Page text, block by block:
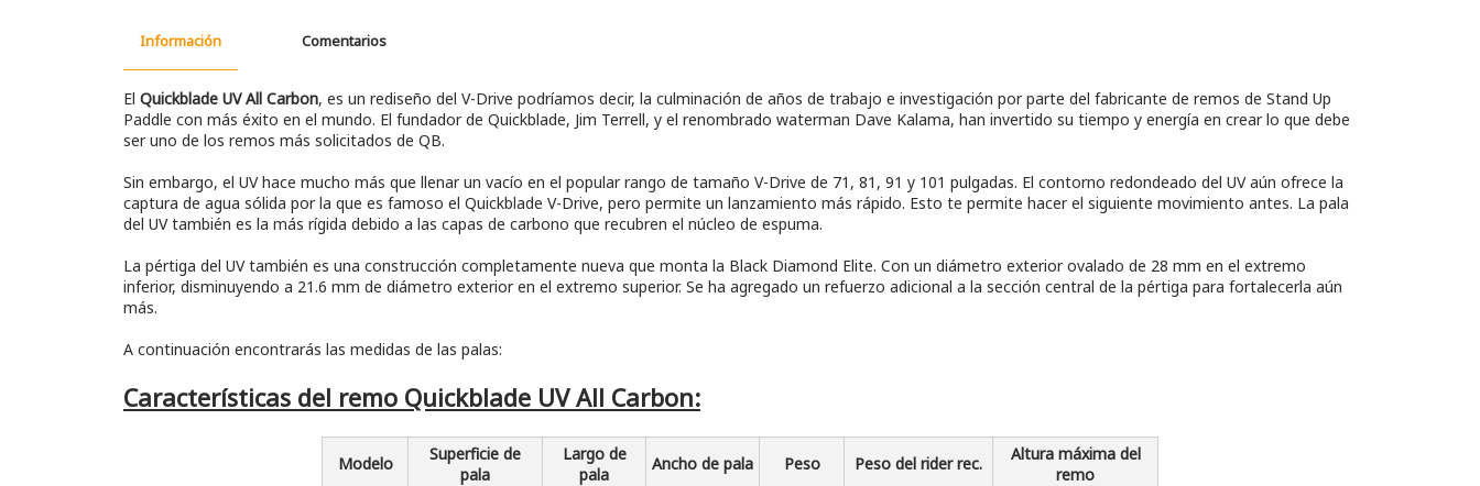
Información Comentarios
El Quickblade UV All Carbon, es un rediseño del V-Drive podríamos decir, la culminación de años de trabajo e investigación por parte del fabricante de remos de Stand Up
Paddle con más éxito en el mundo. El fundador de Quickblade, Jim Terrell, y el renombrado waterman Dave Kalama, han invertido su tiempo y energía en crear lo que debe
ser uno de los remos más solicitados de QB.
Sin embargo, el UV hace mucho más que llenar un vacío en el popular rango de tamaño V-Drive de 71, 81, 91 y 101 pulgadas. El contorno redondeado del UV aún ofrece la
captura de agua sólida por la que es famoso el Quickblade V-Drive, pero permite un lanzamiento más rápido. Esto te permite hacer el siguiente movimiento antes. La pala
del UV también es la más rígida debido a las capas de carbono que recubren el núcleo de espuma.
La pértiga del UV también es una construcción completamente nueva que monta la Black Diamond Elite. Con un diámetro exterior ovalado de 28 mm en el extremo
inferior, disminuyendo a 21.6 mm de diámetro exterior en el extremo superior. Se ha agregado un refuerzo adicional a la sección central de la pértiga para fortalecerla aún
más.
A continuación encontrarás las medidas de las palas:
Características del remo Quickblade UV All Carbon:
Modelo
Superficie de
pala
Largo de
pala
Ancho de pala Peso Peso del rider rec.
Altura máxima del
remo